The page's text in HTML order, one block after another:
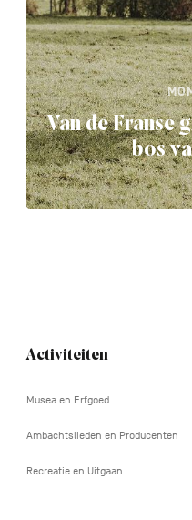
Van de Franse
bos
Navigation
Activiteiten
Musea en Erfgoed
Ambachtslieden en Producenten
Recreatie en Uitgaan